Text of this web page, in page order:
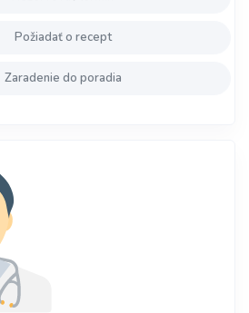
Požiadať o recept
Zaradenie do poradia